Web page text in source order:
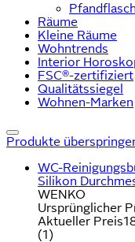
Räume
Kleine Räume
Wohntrends
Interior
FSC®-zertifiziert
Qualitätssiegel
Wohnen-Marken
Produkte
WC-
Silikon
WENKO
Ursprünglicher
Aktueller Preis
(1)